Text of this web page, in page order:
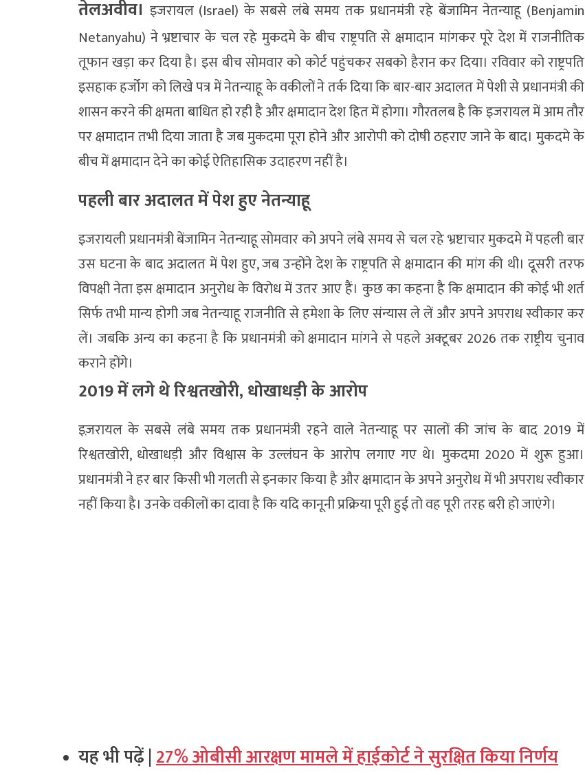
तेलअवीव। इजरायल (Israel) के सबसे लंबे समय तक प्रधानमंत्री रहे बेंजामिन नेतन्याहू (Benjamin
Netanyahu) ने भ्रष्टाचार के चल रहे मुकदमे के बीच राष्ट्रपति से क्षमादान मांगकर पूरे देश में राजनीतिक
तूफान खड़ा कर दिया है। इस बीच सोमवार को कोर्ट पहुंचकर सबको हैरान कर दिया। रविवार को राष्ट्रपति
इसहाक हर्जोग को लिखे पत्र में नेतन्याहू के वकीलों ने तर्क दिया कि बार-बार अदालत में पेशी से प्रधानमंत्री की
शासन करने की क्षमता बाधित हो रही है और क्षमादान देश हित में होगा। गौरतलब है कि इजरायल में आम तौर
पर क्षमादान तभी दिया जाता है जब मुकदमा पूरा होने और आरोपी को दोषी ठहराए जाने के बाद। मुकदमे के
बीच में क्षमादान देने का कोई ऐतिहासिक उदाहरण नहीं है।
पहली बार अदालत में पेश हुए नेतन्याहू
इजरायली प्रधानमंत्री बेंजामिन नेतन्याहू सोमवार को अपने लंबे समय से चल रहे भ्रष्टाचार मुकदमे में पहली बार
उस घटना के बाद अदालत में पेश हुए, जब उन्होंने देश के राष्ट्रपति से क्षमादान की मांग की थी। दूसरी तरफ
विपक्षी नेता इस क्षमादान अनुरोध के विरोध में उतर आए हैं। कुछ का कहना है कि क्षमादान की कोई भी शर्त
सिर्फ तभी मान्य होगी जब नेतन्याहू राजनीति से हमेशा के लिए संन्यास ले लें और अपने अपराध स्वीकार कर
लें। जबकि अन्य का कहना है कि प्रधानमंत्री को क्षमादान मांगने से पहले अक्टूबर 2026 तक राष्ट्रीय चुनाव
कराने होंगे।
2019 में लगे थे रिश्वतखोरी, धोखाधड़ी के आरोप
इज़रायल के सबसे लंबे समय तक प्रधानमंत्री रहने वाले नेतन्याहू पर सालों की जांच के बाद 2019 में
रिश्वतखोरी, धोखाधड़ी और विश्वास के उल्लंघन के आरोप लगाए गए थे। मुकदमा 2020 में शुरू हुआ।
प्रधानमंत्री ने हर बार किसी भी गलती से इनकार किया है और क्षमादान के अपने अनुरोध में भी अपराध स्वीकार
नहीं किया है। उनके वकीलों का दावा है कि यदि कानूनी प्रक्रिया पूरी हुई तो वह पूरी तरह बरी हो जाएंगे।
यह भी पढ़ें |27% ओबीसी आरक्षण मामले में हाईकोर्ट ने सुरक्षित किया निर्णय